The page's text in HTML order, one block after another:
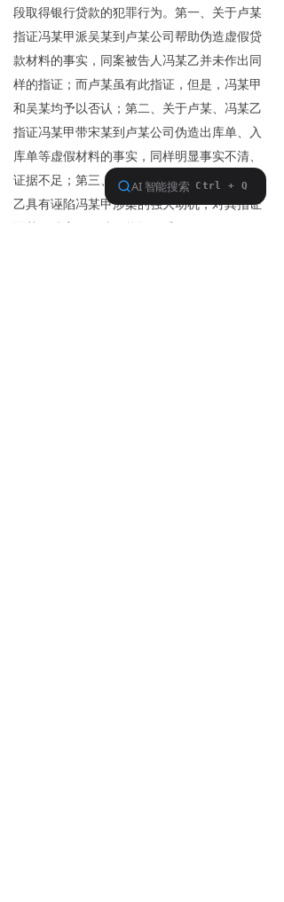
段取得银行贷款的犯罪行为。第一、关于卢某
指证冯某甲派吴某到卢某公司帮助伪造虚假贷
款材料的事实，同案被告人冯某乙并未作出同
样的指证；而卢某虽有此指证，但是，冯某甲
和吴某均予以否认；第二、关于卢某、冯某乙
指证冯某甲带宋某到卢某公司伪造出库单、入
库单等虚假材料的事实，同样明显事实不清、
证据不足；第三、同案犯罪嫌疑人卢某、冯某
乙具有诬陷冯某甲涉案的强大动机，对其指证
冯某甲涉案的供述不能轻易采信。